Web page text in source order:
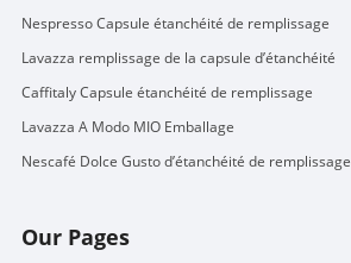
Nespresso Capsule étanchéité de remplissage
Lavazza remplissage de la capsule d’étanchéité
Caffitaly Capsule étanchéité de remplissage
Lavazza A Modo MIO Emballage
Nescafé Dolce Gusto d’étanchéité de remplissage
Our Pages